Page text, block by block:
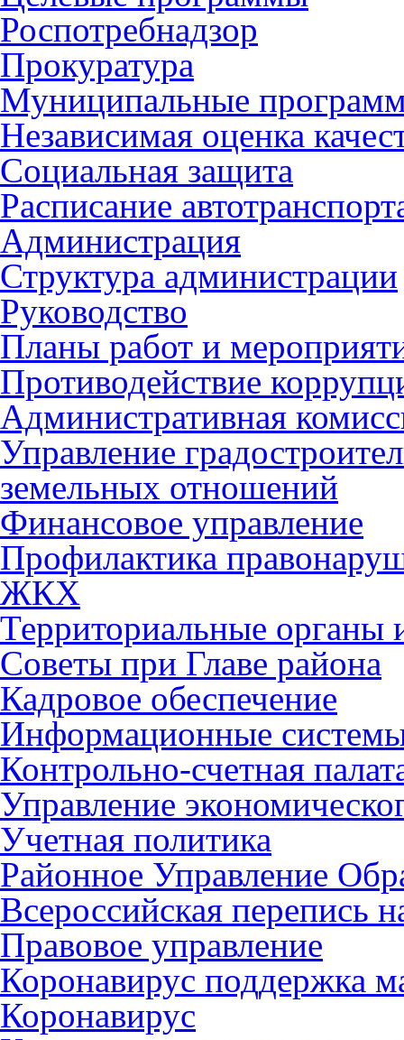
Роспотребнадзор
Прокуратура
Муниципальные
Независимая оценка
Социальная защита
Расписание
Администрация
Структура администрации
Руководство
Планы работ и
Противодействие
Административная
Управление
земельных отношений
Финансовое управление
Профилактика
ЖКХ
Территориальные органы
Советы при Главе района
Кадровое обеспечение
Информационные
Контрольно-счетная
Управление
Учетная политика
Районное Управление
Всероссийская перепись
Правовое управление
Коронавирус поддержка
Коронавирус